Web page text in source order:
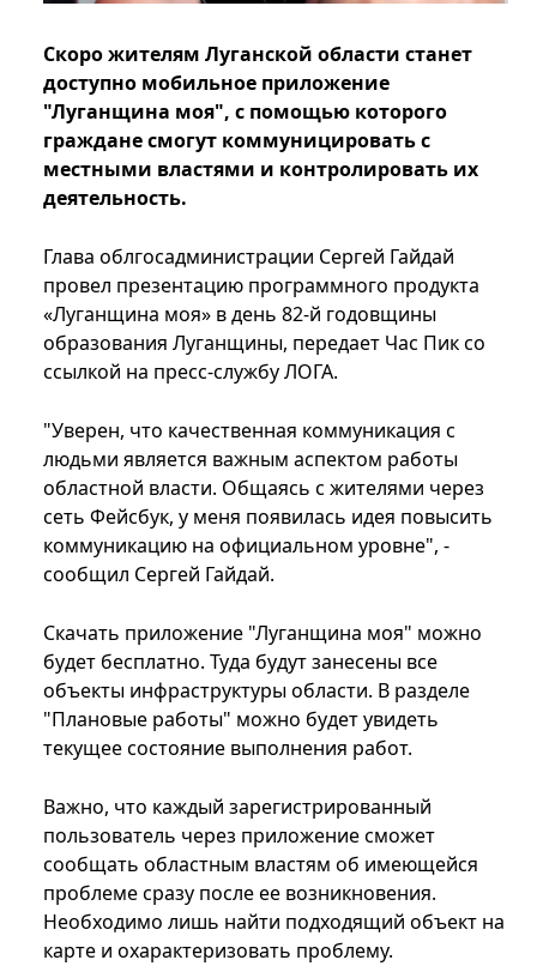
Скоро жителям Луганской области станет
доступно мобильное приложение
"Луганщина моя", с помощью которого
граждане смогут коммуницировать с
местными властями и контролировать их
деятельность.
Глава облгосадминистрации Сергей Гайдай
провел презентацию программного продукта
«Луганщина моя» в день 82-й годовщины
образования Луганщины, передает Час Пик со
ссылкой на пресс-службу ЛОГА.
"Уверен, что качественная коммуникация с
людьми является важным аспектом работы
областной власти. Общаясь с жителями через
сеть Фейсбук, у меня появилась идея повысить
коммуникацию на официальном уровне", -
сообщил Сергей Гайдай.
Скачать приложение "Луганщина моя" можно
будет бесплатно. Туда будут занесены все
объекты инфраструктуры области. В разделе
"Плановые работы" можно будет увидеть
текущее состояние выполнения работ.
Важно, что каждый зарегистрированный
пользователь через приложение сможет
сообщать областным властям об имеющейся
проблеме сразу после ее возникновения.
Необходимо лишь найти подходящий объект на
карте и охарактеризовать проблему.